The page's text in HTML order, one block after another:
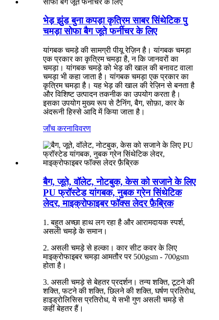
भेड़ झुंड बुना कपड़ा कृत्रिम साबर सिंथेटिक पु
चमड़ा सोफा बैग जूते फर्नीचर के लिए
यांगबक चमड़े की सामग्री पीयू रेज़िन है। यांगबक चमड़ा
एक प्रकार का कृत्रिम चमड़ा है, न कि जानवरों का
चमड़ा। यांगबक चमड़े को भेड़ की खाल की बनावट वाला
चमड़ा भी कहा जाता है। यांगबक चमड़ा एक प्रकार का
कृत्रिम चमड़ा है। यह भेड़ की खाल की रेज़िन से बनता है
और विशिष्ट उत्पादन तकनीक का उपयोग करता है।
इसका उपयोग मुख्य रूप से टैनिंग, बैग, सोफ़ा, कार के
अंदरूनी हिस्से आदि में किया जाता है।
जाँच करनाविवरण
बैग, जूते, वॉलेट, नोटबुक, केस को सजाने के लिए
PU फ्रॉस्टेड यांगबक, नुबक ग्रेन सिंथेटिक
लेदर, माइक्रोफाइबर फॉक्स लेदर फ़ैब्रिक
1. बहुत अच्छा हाथ लग रहा है और आरामदायक स्पर्श,
असली चमड़े के समान।
2. असली चमड़े से हल्का। कार सीट कवर के लिए
माइक्रोफाइबर चमड़ा आमतौर पर 500gsm - 700gsm
होता है।
3. असली चमड़े से बेहतर प्रदर्शन। तन्य शक्ति, टूटने की
शक्ति, फटने की शक्ति, छिलने की शक्ति, घर्षण प्रतिरोध,
हाइड्रोलिसिस प्रतिरोध, ये सभी गुण असली चमड़े से
कहीं बेहतर हैं।